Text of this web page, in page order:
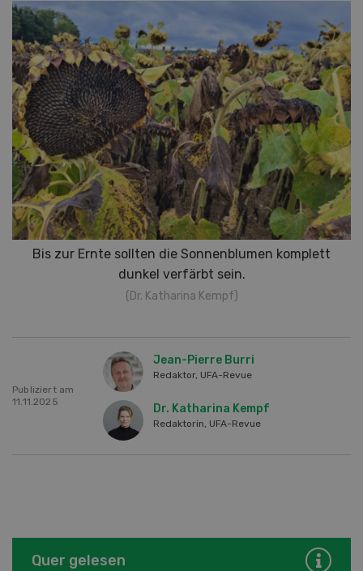
Bis zur Ernte sollten die Sonnenblumen komplett
dunkel verfärbt sein.
(Dr. Katharina Kempf)
Publiziert am
11.11.2025
Jean-Pierre Burri
Redaktor, UFA-Revue
Dr. Katharina Kempf
Redaktorin, UFA-Revue
Quer gelesen